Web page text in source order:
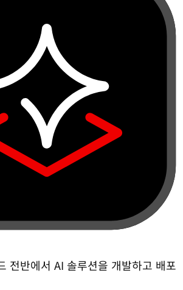
전반에서 AI 솔루션을 개발하고 배포